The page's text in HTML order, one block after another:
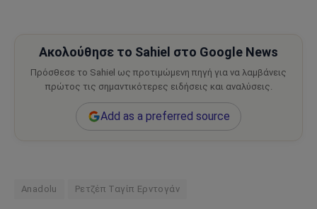
Ακολούθησε το Sahiel στο Google News
Πρόσθεσε το Sahiel ως προτιμώμενη πηγή για να λαμβάνεις
πρώτος τις σημαντικότερες ειδήσεις και αναλύσεις.
Add as a preferred source
Anadolu Ρετζέπ Ταγίπ Ερντογάν